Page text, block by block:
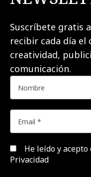
Suscríbete gratis
recibir cada día el
creatividad,
comunicación.
He leído y acepto
Privacidad